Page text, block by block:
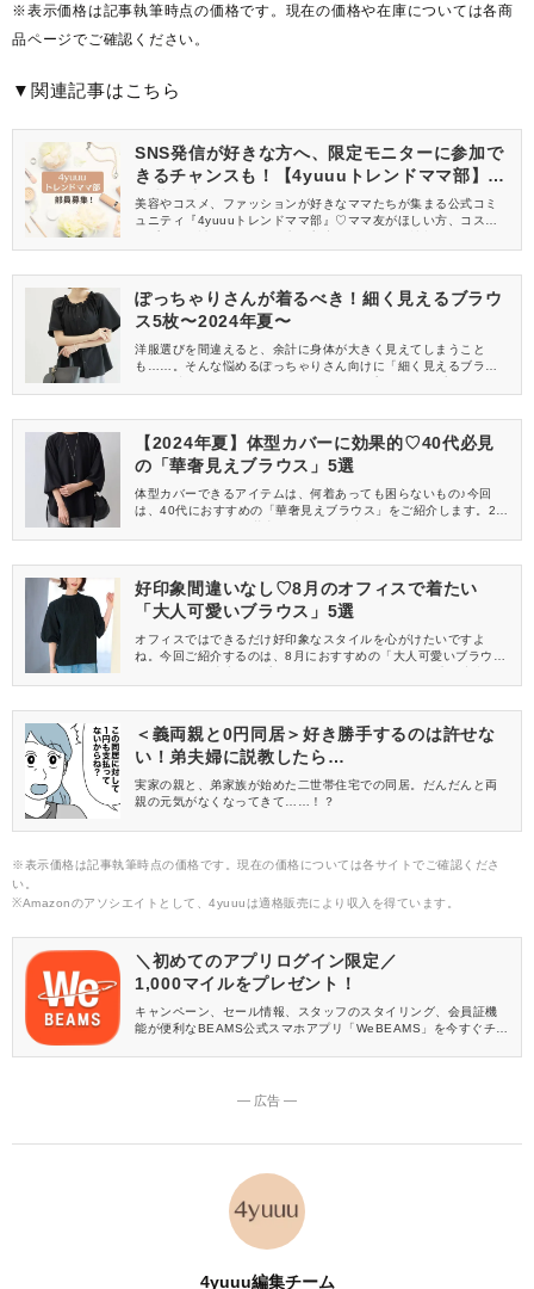
※表示価格は記事執筆時点の価格です。現在の価格や在庫については各商
品ページでご確認ください。
▼関連記事はこちら
SNS発信が好きな方へ、限定モニターに参加で
きるチャンスも！【4yuuuトレンドママ部】部
員募集中
美容やコスメ、ファッションが好きなママたちが集まる公式コミ
ュニティ『4yuuuトレンドママ部』♡ママ友がほしい方、コスメサ
信してくれる方を募集しています！
ぽっちゃりさんが着るべき！細く見えるブラウ
ス5枚〜2024年夏〜
洋服選びを間違えると、余計に身体が大きく見えてしまうこと
も……。そんな悩めるぽっちゃりさん向けに「細く見えるブラウ
ゃれを楽しんでみませんか？ぜひ最後まで読んで、お買い物の参
【2024年夏】体型カバーに効果的♡40代必見
の「華奢見えブラウス」5選
体型カバーできるアイテムは、何着あっても困らないもの♪今回
は、40代におすすめの「華奢見えブラウス」をご紹介します。20
ックしてくださいね！
好印象間違いなし♡8月のオフィスで着たい
「大人可愛いブラウス」5選
オフィスではできるだけ好印象なスタイルを心がけたいですよ
ね。今回ご紹介するのは、8月におすすめの「大人可愛いブラウ
すよ♡
＜義両親と0円同居＞好き勝手するのは許せな
い！弟夫婦に説教したら…
実家の親と、弟家族が始めた二世帯住宅での同居。だんだんと両
親の元気がなくなってきて……！？
※表示価格は記事執筆時点の価格です。現在の価格については各サイトでご確認くださ
い。
※Amazonのアソシエイトとして、4yuuuは適格販売により収入を得ています。
＼初めてのアプリログイン限定／
1,000マイルをプレゼント！
キャンペーン、セール情報、スタッフのスタイリング、会員証機
能が便利なBEAMS公式スマホアプリ「WeBEAMS」を今すぐチェ
― 広告 ―
4yuuu編集チーム